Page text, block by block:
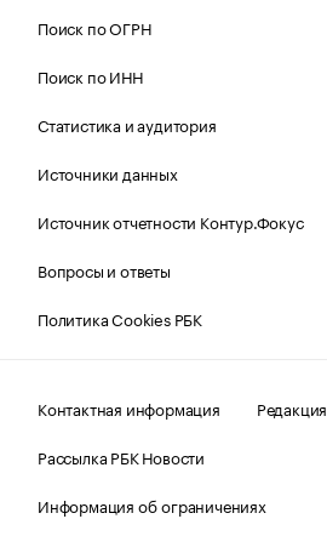
Поиск по ОГРН
Поиск по ИНН
Статистика и аудитория
Источники данных
Источник отчетности Контур.Фокус
Вопросы и ответы
Политика Cookies РБК
Контактная информация
Редакция
Рассылка РБК Новости
Информация об ограничениях